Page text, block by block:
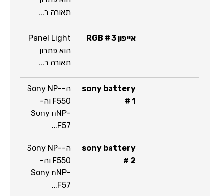
תאורה ר...
אייפון RGB # 3
Panel Light
הוא פתרון
תאורה ר...
sony battery
# 1
ה-Sony NP-
F550 וה-
Sony nNP-
F57...
sony battery
# 2
ה-Sony NP-
F550 וה-
Sony nNP-
F57...